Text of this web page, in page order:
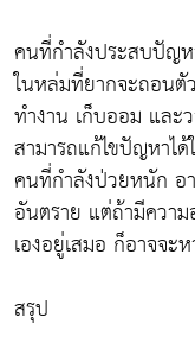
คนที่กำลังประสบปัญห
ในหล่มที่ยากจะถอนตั
ทำงาน เก็บออม และ
สามารถแก้ไขปัญหาไ
คนที่กำลังป่วยหนัก อ
อันตราย แต่ถ้ามีควา
เองอยู่เสมอ ก็อาจจะ
สรุป